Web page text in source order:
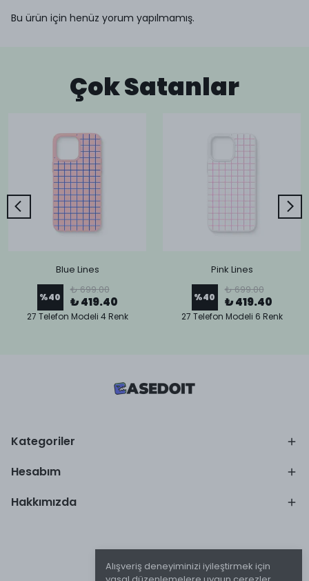
Alışveriş deneyiminizi iyileştirmek için
Bu ürün için henüz yorum yapılmamış.
Çok Satanlar
Blue Lines
%40
₺ 699.00
₺ 419.40
27 Telefon Modeli 4 Renk
Pink Lines
%40
₺ 699.00
₺ 419.40
27 Telefon Modeli 6 Renk
Kategoriler
Hesabım
Hakkımızda